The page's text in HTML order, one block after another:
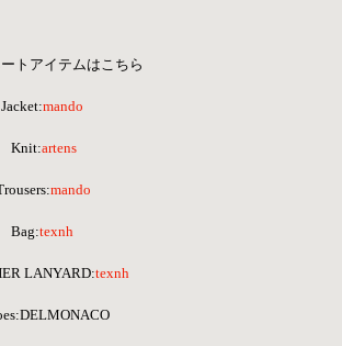
ートアイテムはこちら
Jacket:mando
Knit:artens
mando
Bag:texnh
LANYARD:texnh